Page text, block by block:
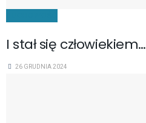
I stał się człowiekiem…
26 GRUDNIA 2024